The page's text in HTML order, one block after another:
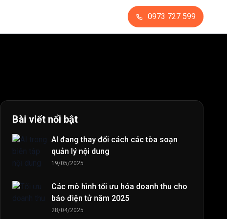
0973 727 599
Bài viết nổi bật
AI đang thay đổi cách các tòa soạn
quản lý nội dung
19/05/2025
Các mô hình tối ưu hóa doanh thu cho
báo điện tử năm 2025
28/04/2025